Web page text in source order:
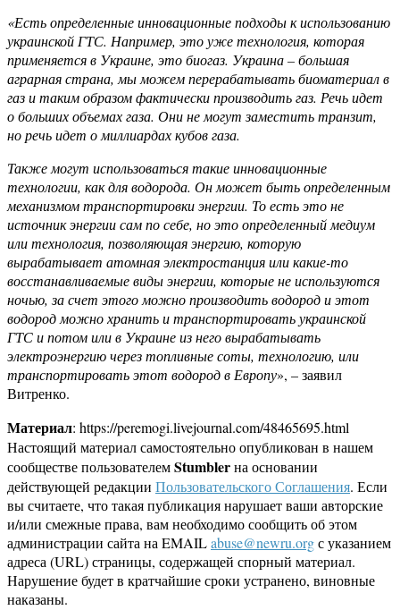
«Есть определенные инновационные подходы к использованию
украинской ГТС. Например, это уже технология, которая
применяется в Украине, это биогаз. Украина – большая
аграрная страна, мы можем перерабатывать биоматериал в
газ и таким образом фактически производить газ. Речь идет
о больших объемах газа. Они не могут заместить транзит,
но речь идет о миллиардах кубов газа.
Также могут использоваться такие инновационные
технологии, как для водорода. Он может быть определенным
механизмом транспортировки энергии. То есть это не
источник энергии сам по себе, но это определенный медиум
или технология, позволяющая энергию, которую
вырабатывает атомная электростанция или какие-то
восстанавливаемые виды энергии, которые не используются
ночью, за счет этого можно производить водород и этот
водород можно хранить и транспортировать украинской
ГТС и потом или в Украине из него вырабатывать
электроэнергию через топливные соты, технологию, или
транспортировать этот водород в Европу», – заявил
Витренко.
Материал: https://peremogi.livejournal.com/48465695.html
Настоящий материал самостоятельно опубликован в нашем
сообществе пользователемStumblerна основании
действующей редакции Пользовательского Соглашения. Если
вы считаете, что такая публикация нарушает ваши авторские
и/или смежные права, вам необходимо сообщить об этом
администрации сайта на EMAILabuse@newru.orgс указанием
адреса (URL) страницы, содержащей спорный материал.
Нарушение будет в кратчайшие сроки устранено, виновные
наказаны.